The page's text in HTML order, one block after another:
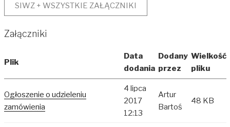
SIWZ + WSZYSTKIE ZAŁĄCZNIKI
Załączniki
Plik
Data
dodania
Dodany
przez
Wielkość
pliku
Ogłoszenie o udzieleniu
zamówienia
4 lipca
2017
12:13
Artur
Bartoś
48 KB